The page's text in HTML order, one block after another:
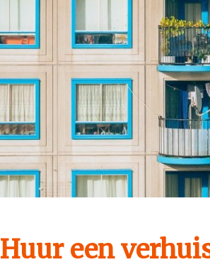
Huur een